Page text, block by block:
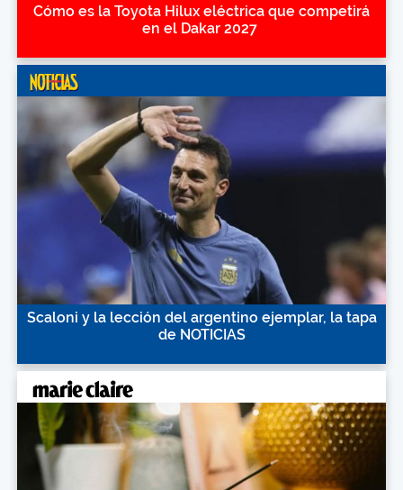
Cómo es la Toyota Hilux eléctrica que competirá
en el Dakar 2027
Scaloni y la lección del argentino ejemplar, la tapa
de NOTICIAS